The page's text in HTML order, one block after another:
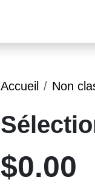
Accueil Non
$0.00